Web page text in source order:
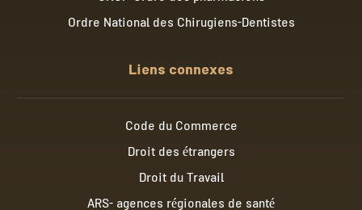
Ordre National des Chirugiens-Dentistes
Liens connexes
Code du Commerce
Droit des étrangers
Droit du Travail
ARS- agences régionales de santé